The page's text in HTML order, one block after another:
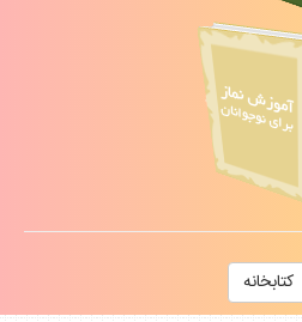
كتابخانه